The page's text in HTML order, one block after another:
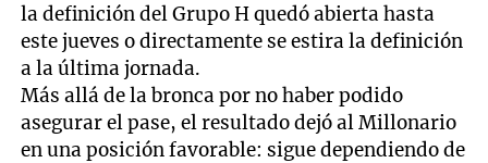
la definición del Grupo H quedó abierta hasta
este jueves o directamente se estira la definición
a la última jornada.
Más allá de la bronca por no haber podido
asegurar el pase, el resultado dejó al Millonario
en una posición favorable: sigue dependiendo de